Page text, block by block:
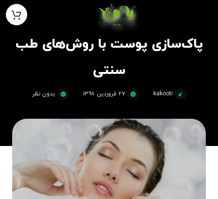
پاک‌سازی پوست با روش‌های طب
سنتی
kakooti ۲۷ فروردین ۱۳۹۸ بدون نظر